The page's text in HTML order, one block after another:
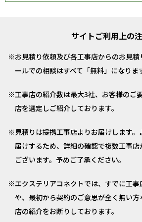
サイトご利用上の
お見積り依頼及び各工事店からのお見
ールでの相談はすべて「無料」になりま
工事店の紹介数は最大3社、お客様のご
店を選定しご紹介しております。
見積りは提携工事店よりお届けします
届けするため、詳細の確認で複数工事
ございます。予めご了承ください。
エクステリアコネクトでは、すでに工
や、最初から契約のご意思が全く無い
店の紹介をお断りしております。